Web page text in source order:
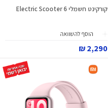
קורקינט חשמלי Electric Scooter 6
הוסף להשוואה
2,290 ₪